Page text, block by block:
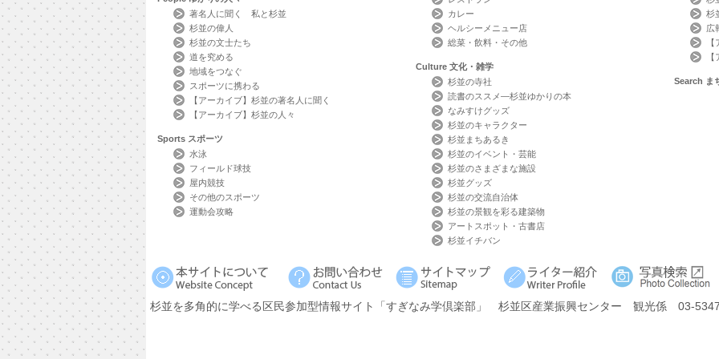
著名人に聞く 私と杉並
杉並の偉人
杉並の文士たち
道を究める
地域をつなぐ
スポーツに携わる
【アーカイブ】杉並の著名人に聞く
【アーカイブ】杉並の人々
Sports スポーツ
水泳
フィールド球技
屋内競技
その他のスポーツ
運動会攻略
カレー
ヘルシーメニュー店
総菜・飲料・その他
Culture 文化・雑学
杉並の寺社
読書のススメ―杉並ゆかりの本
なみすけグッズ
杉並のキャラクター
杉並まちあるき
杉並のイベント・芸能
杉並のさまざまな施設
杉並グッズ
杉並の交流自治体
杉並の景観を彩る建築物
アートスポット・古書店
杉並イチバン
杉
広
Search ま
杉並を多角的に学べる区民参加型情報サイト 「すぎなみ学倶楽部」 杉並区産業振興センター 観光係 03-